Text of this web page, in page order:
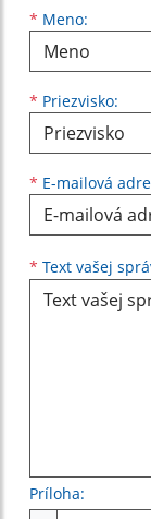
* Meno:
Meno
* Priezvisko:
Priezvisko
* E-mailová
E-mailová
* Text vašej
Príloha: